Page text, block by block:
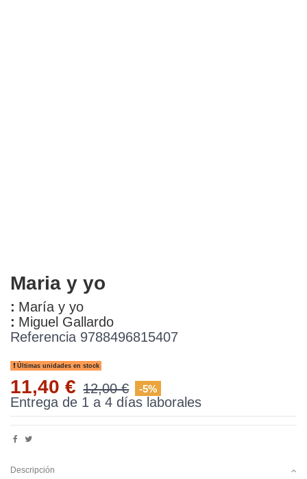
Maria y yo
: María y yo
: Miguel Gallardo
Referencia 9788496815407
Últimas unidades en stock
11,40 € 12,00 € -5%
Entrega de 1 a 4 días laborales
Descripción